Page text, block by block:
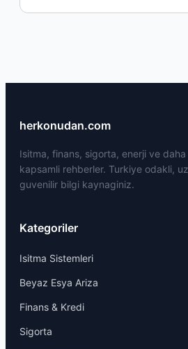
herkonudan.com
Isitma, finans, sigorta, enerji ve
kapsamli rehberler. Turkiye odakli,
guvenilir bilgi kaynaginiz.
Kategoriler
Isitma Sistemleri
Beyaz Esya Ariza
Finans & Kredi
Sigorta